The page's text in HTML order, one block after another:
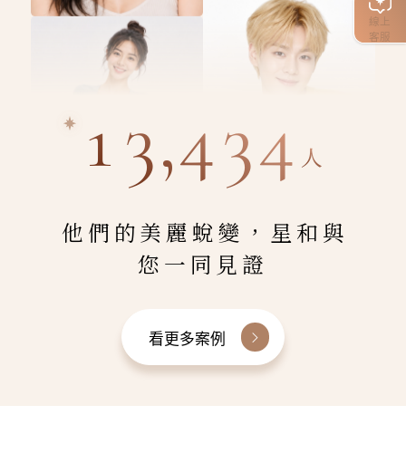
線上
客服
13,434 人
他們的美麗蛻變，星和與
您一同見證
看更多案例